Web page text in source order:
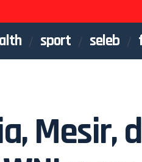
sport seleb
Mesir,